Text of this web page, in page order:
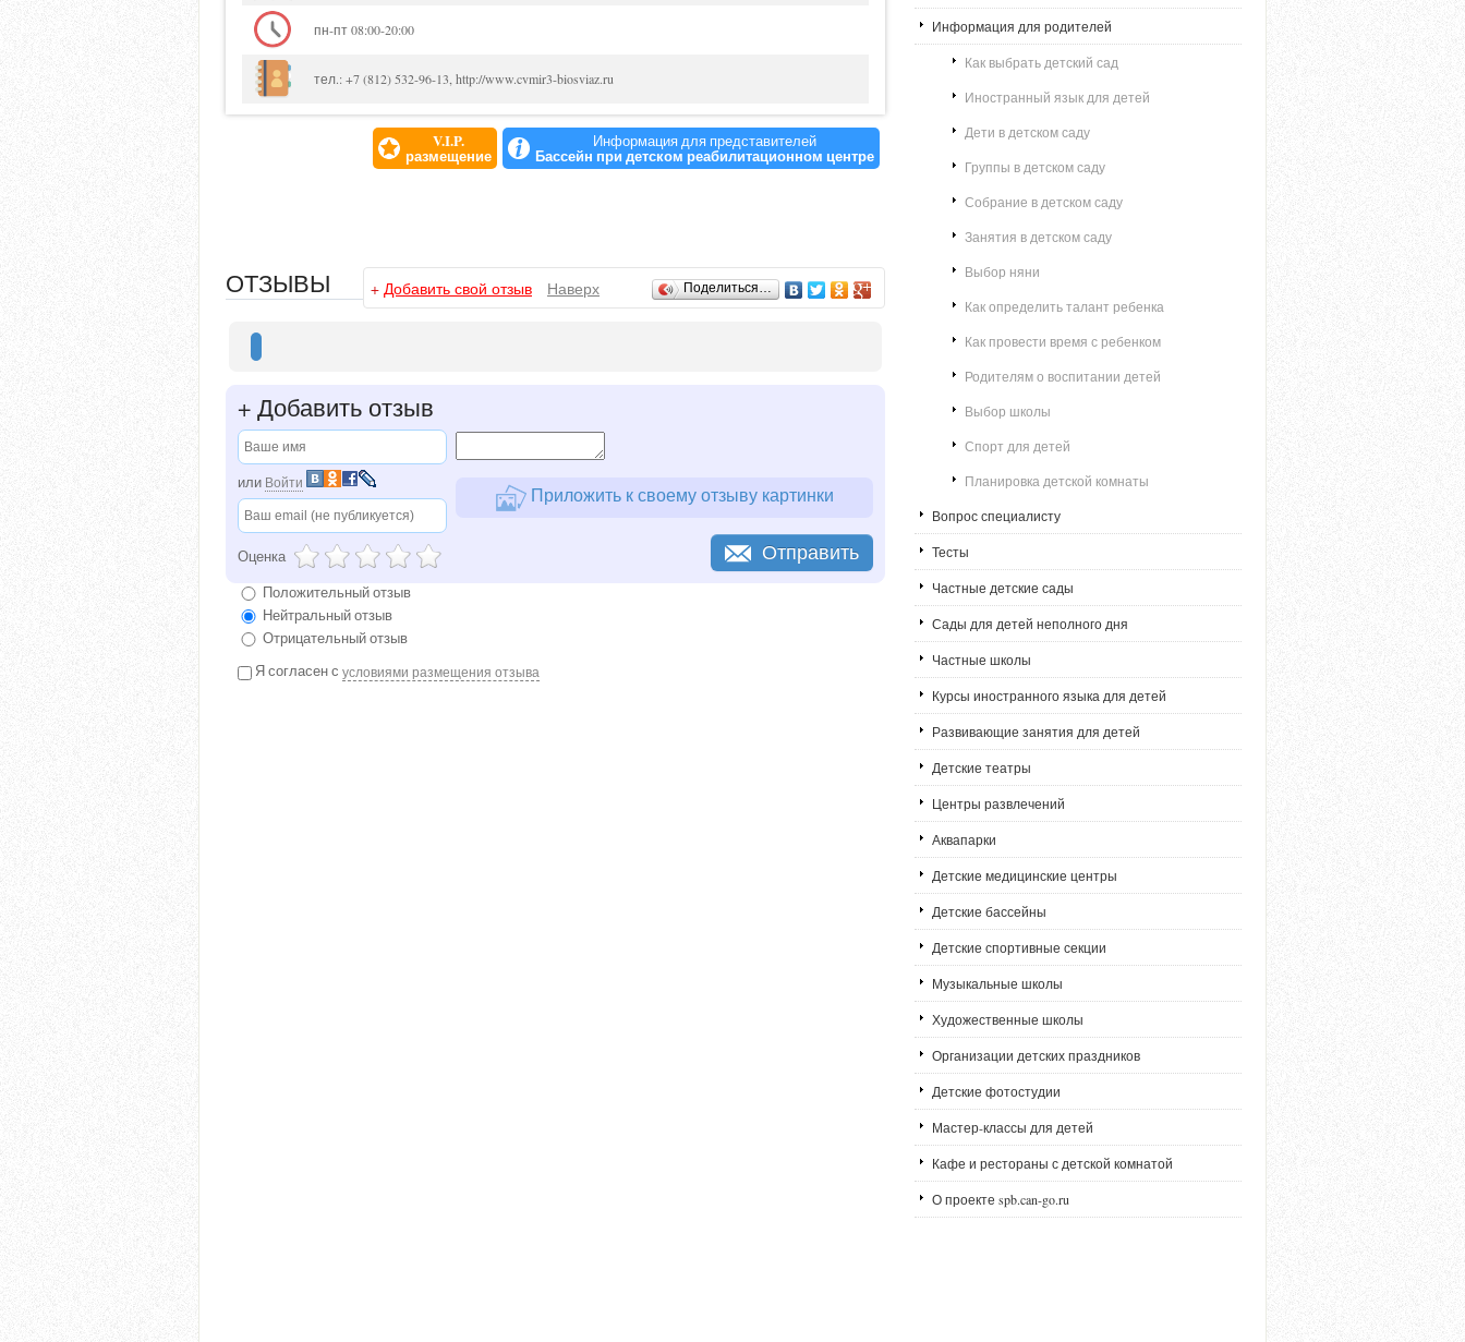
пн-пт 08:00-20:00
тел.: +7 (812) 532-96-13, http://www.cvmir3-biosviaz.ru
V.I.P.
размещение
Информация для представителей
Бассейн при детском реабилитационном центре
ОТЗЫВЫ + Добавить свой отзыв Наверх Поделиться…
+ Добавить отзыв
или Войти
Оценка
Положительный отзыв
Нейтральный отзыв
Отрицательный отзыв
Приложить к своему отзыву картинки
Я согласен с условиями размещения отзыва
Отправить
Информация для родителей
Как выбрать детский сад
Иностранный язык для детей
Дети в детском саду
Группы в детском саду
Собрание в детском саду
Занятия в детском саду
Выбор няни
Как определить талант ребенка
Как провести время с ребенком
Родителям о воспитании детей
Выбор школы
Спорт для детей
Планировка детской комнаты
Вопрос специалисту
Тесты
Частные детские сады
Сады для детей неполного дня
Частные школы
Курсы иностранного языка для детей
Развивающие занятия для детей
Детские театры
Центры развлечений
Аквапарки
Детские медицинские центры
Детские бассейны
Детские спортивные секции
Музыкальные школы
Художественные школы
Организации детских праздников
Детские фотостудии
Мастер-классы для детей
Кафе и рестораны с детской комнатой
О проекте spb.can-go.ru